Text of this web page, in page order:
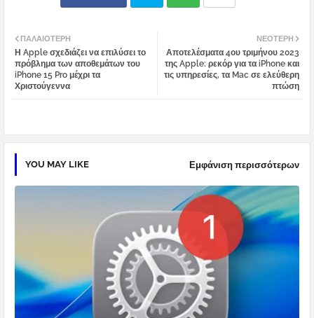
tter atsa
ΝΕΌΤΕΡΗ
Αποτελέσματα 4ου τριμήνου 2023
της Apple: ρεκόρ για τα iPhone και
τις υπηρεσίες, τα Mac σε ελεύθερη
πτώση
ΠΑΛΑΙΌΤΕΡΗ
Η Apple σχεδιάζει να επιλύσει το
πρόβλημα των αποθεμάτων του
iPhone 15 Pro μέχρι τα
Χριστούγεννα
YOU MAY LIKE Εμφάνιση περισσότερων